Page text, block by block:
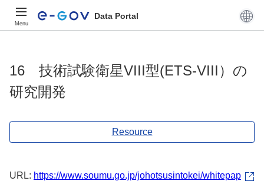
Menu
Data Portal
16 技術試験衛星VIII型(ETS-VIII）の
研究開発
Resource
URL: https://www.soumu.go.jp/johotsusintokei/whitepap